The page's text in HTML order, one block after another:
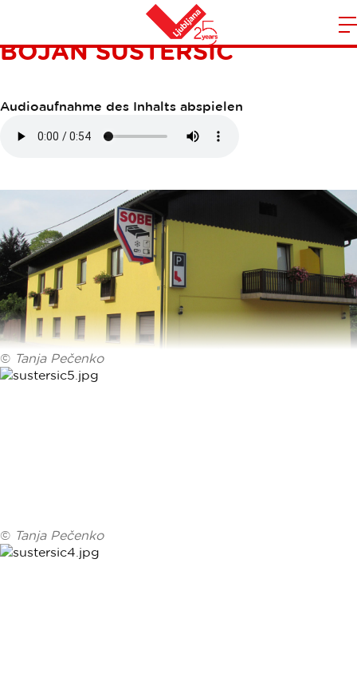
Heim
SOBE - PRENOČIŠČA
BOJAN ŠUŠTERŠIČ
Audioaufnahme des Inhalts abspielen
© Tanja Pečenko
© Tanja Pečenko